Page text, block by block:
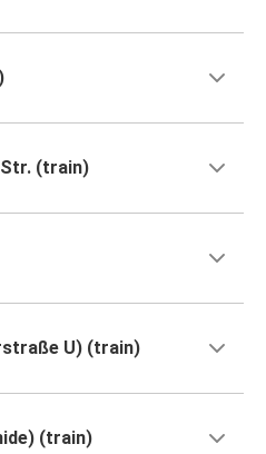
(train)
U) (train)
(train)